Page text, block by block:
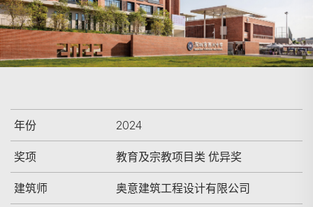
年份 2024
奖项 教育及宗教项目类 优异奖
建筑师 奥意建筑工程设计有限公司